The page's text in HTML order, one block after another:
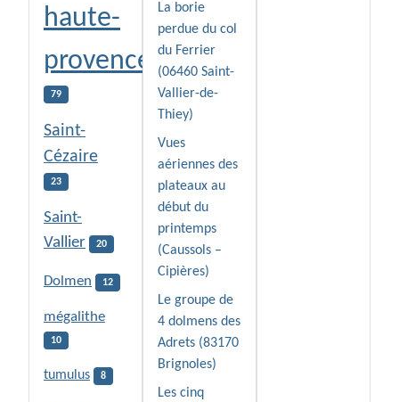
haute-
provence
79
Saint-
Cézaire
23
Saint-
Vallier
20
Dolmen 12
mégalithe
10
tumulus 8
La borie
perdue du col
du Ferrier
(06460 Saint-
Vallier-de-
Thiey)
Vues
aériennes des
plateaux au
début du
printemps
(Caussols –
Cipières)
Le groupe de
4 dolmens des
Adrets (83170
Brignoles)
Les cinq